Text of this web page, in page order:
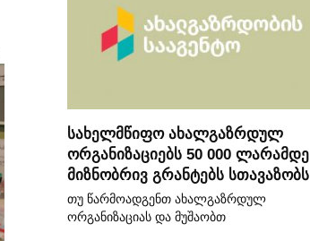
სახელმწიფო ახალგაზრდულ
ორგანიზაციებს 50 000 ლარამდე
მიზნობრივ გრანტებს სთავაზობს
თუ წარმოადგენთ ახალგაზრდულ
ორგანიზაციას და მუშაობთ